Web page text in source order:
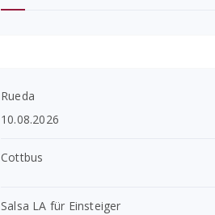
Rueda
10.08.2026
Cottbus
Salsa LA für Einsteiger